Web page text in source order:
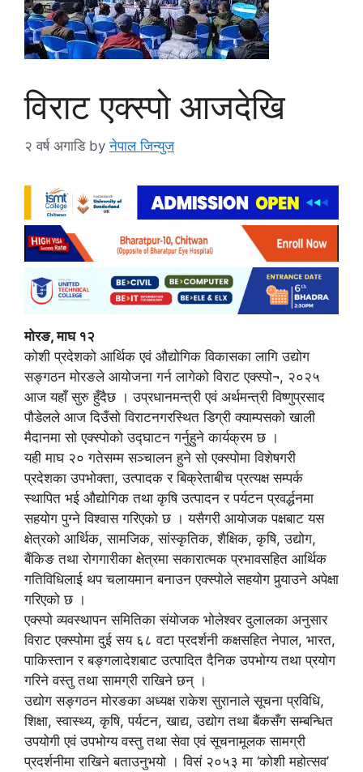
विराट एक्स्पो आजदेखि
२ वर्ष अगाडि byनेपाल जिन्युज
मोरङ, माघ १२
कोशी प्रदेशको आर्थिक एवं औद्योगिक विकासका लागि उद्योग
सङ्गठन मोरङले आयोजना गर्न लागेको विराट एक्स्पो¬, २०२५
आज यहाँ सुरु हुँदैछ । उप्रधानमन्त्री एवं अर्थमन्त्री विष्णुप्रसाद
पौडेलले आज दिउँसो विराटनगरस्थित डिग्री क्याम्पसको खाली
मैदानमा सो एक्स्पोको उद्घाटन गर्नुहुने कार्यक्रम छ ।
यही माघ २० गतेसम्म सञ्चालन हुने सो एक्स्पोमा विशेषगरी
प्रदेशका उपभोक्ता, उत्पादक र बिक्रेताबीच प्रत्यक्ष सम्पर्क
स्थापित भई औद्योगिक तथा कृषि उत्पादन र पर्यटन प्रवर्द्धनमा
सहयोग पुग्ने विश्वास गरिएको छ । यसैगरी आयोजक पक्षबाट यस
क्षेत्रको आर्थिक, सामजिक, सांस्कृतिक, शैक्षिक, कृषि, उद्योग,
बैंकिङ तथा रोगगारीका क्षेत्रमा सकारात्मक प्रभावसहित आर्थिक
गतिविधिलाई थप चलायमान बनाउन एक्स्पोले सहयोग पुर्‍याउने अपेक्षा
गरिएको छ ।
एक्स्पो व्यवस्थापन समितिका संयोजक भोलेश्वर दुलालका अनुसार
विराट एक्स्पोमा दुई सय ६८ वटा प्रदर्शनी कक्षसहित नेपाल, भारत,
पाकिस्तान र बङ्गलादेशबाट उत्पादित दैनिक उपभोग्य तथा प्रयोग
गरिने वस्तु तथा सामग्री राखिने छन् ।
उद्योग सङ्गठन मोरङका अध्यक्ष राकेश सुरानाले सूचना प्रविधि,
शिक्षा, स्वास्थ्य, कृषि, पर्यटन, खाद्य, उद्योग तथा बैंकसँग सम्बन्धित
उपयोगी एवं उपभोग्य वस्तु तथा सेवा एवं सूचनामूलक सामग्री
प्रदर्शनीमा राखिने बताउनुभयो । विसं २०५३ मा ‘कोशी महोत्सव’